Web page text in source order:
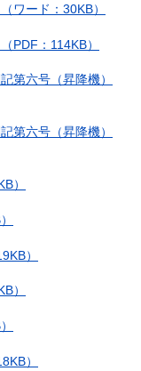
ワード：30KB）
PDF：114KB）
第六号（昇降機）
第六号（昇降機）
）
）
）
）